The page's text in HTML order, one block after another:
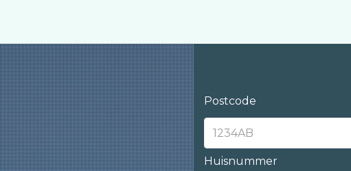
Postcode
Huisnummer